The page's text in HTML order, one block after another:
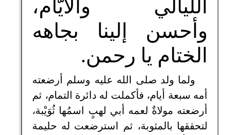
الليالي والأيّام،
وأحسن إلينا بجاهه
الختام يا رحمن.
ولما ولد صلى الله عليه وسلم أرضعته
أمه سبعة أيام، فأكملت له دائرة التمام، ثم
أرضعته مولاةٌ لعمه أبي لهبٍ اسمُها ثُوَيْبة،
لتحققها بالمثوبة، ثم استرضعت له حليمة